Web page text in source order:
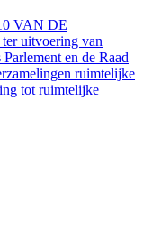
VAN DE
uitvoering van
en de Raad
ruimtelijke
tot ruimtelijke